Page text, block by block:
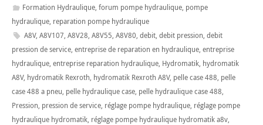
Formation Hydraulique, forum pompe hydraulique, pompe
hydraulique, reparation pompe hydraulique
A8V, A8V107, A8V28, A8V55, A8V80, debit, debit pression, debit
pression de service, entreprise de reparation en hydraulique, entreprise
hydraulique, entreprise reparation hydraulique, Hydromatik, hydromatik
A8V, hydromatik Rexroth, hydromatik Rexroth A8V, pelle case 488, pelle
case 488 a pneu, pelle hydraulique case, pelle hydraulique case 488,
Pression, pression de service, réglage pompe hydraulique, réglage pompe
hydraulique hydromatik, réglage pompe hydraulique hydromatik a8v,